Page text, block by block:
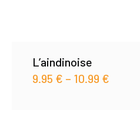
L’aindinoise
9.95 € – 10.99 €